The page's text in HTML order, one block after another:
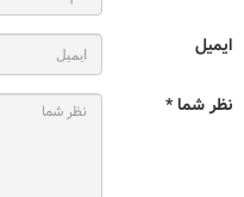
ایمیل
نظر شما *